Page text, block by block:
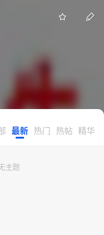
最新 热门 热帖 精华
主题